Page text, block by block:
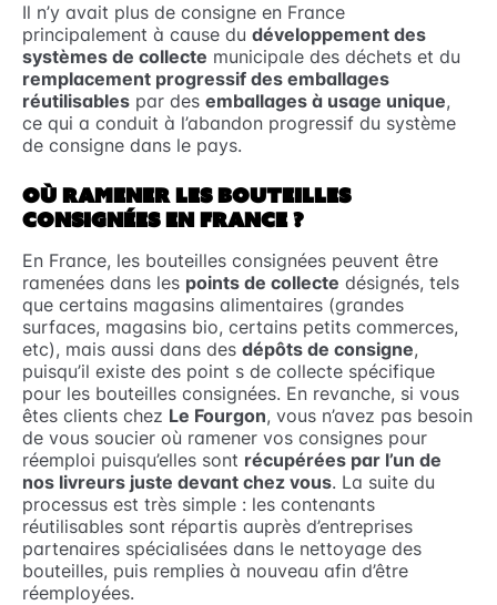
Il n’y avait plus de consigne en France
principalement à cause du développement des
systèmes de collecte municipale des déchets et du
remplacement progressif des emballages
réutilisables par des emballages à usage unique,
ce qui a conduit à l’abandon progressif du système
de consigne dans le pays.
OÙ RAMENER LES BOUTEILLES
CONSIGNÉES EN FRANCE ?
En France, les bouteilles consignées peuvent être
ramenées dans les points de collecte désignés, tels
que certains magasins alimentaires (grandes
surfaces, magasins bio, certains petits commerces,
etc), mais aussi dans des dépôts de consigne,
puisqu’il existe des point s de collecte spécifique
pour les bouteilles consignées. En revanche, si vous
êtes clients chez Le Fourgon, vous n’avez pas besoin
de vous soucier où ramener vos consignes pour
réemploi puisqu’elles sont récupérées par l’un de
nos livreurs juste devant chez vous. La suite du
processus est très simple : les contenants
réutilisables sont répartis auprès d’entreprises
partenaires spécialisées dans le nettoyage des
bouteilles, puis remplies à nouveau afin d’être
réemployées.